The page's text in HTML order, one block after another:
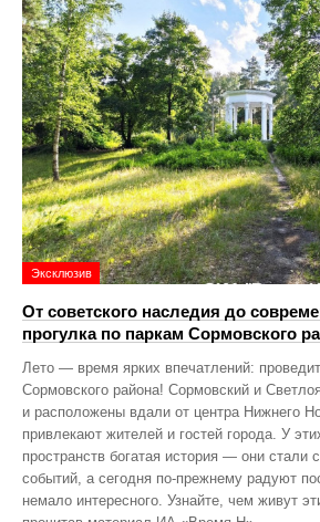
Эксклюзив
От советского наследия до
прогулка по паркам Сормовского
Лето — время ярких впечатлений:
Сормовского района! Сормовский и
и расположены вдали от центра Нижнего
привлекают жителей и гостей города. У
пространств богатая история — они стали
событий, а сегодня по‑прежнему радуют
немало интересного. Узнайте, чем живут